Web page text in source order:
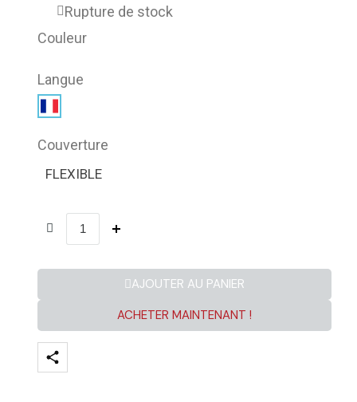
Rupture de stock
Couleur
Langue
Couverture
FLEXIBLE
AJOUTER AU PANIER
ACHETER MAINTENANT !